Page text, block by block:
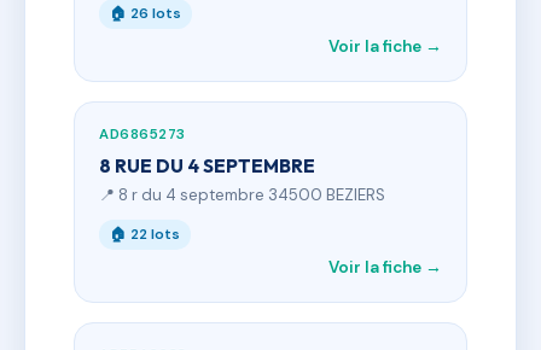
🏠 26 lots
Voir la fiche →
AD6865273
8 RUE DU 4 SEPTEMBRE
📍 8 r du 4 septembre 34500 BEZIERS
🏠 22 lots
Voir la fiche →